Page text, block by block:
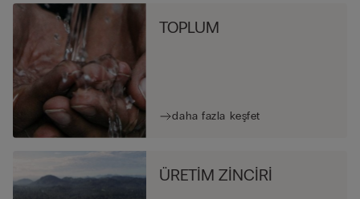
TOPLUM
daha fazla keşfet
ÜRETİM ZİNCİRİ